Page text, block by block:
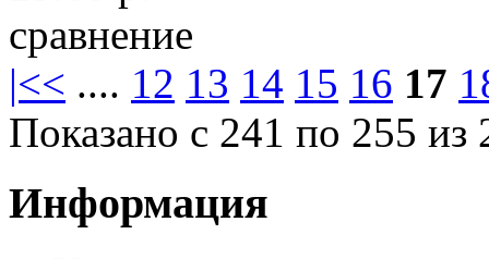
сравнение
|<< .... 12 13 14 15 16 17
Показано с 241 по 255 из
Информация